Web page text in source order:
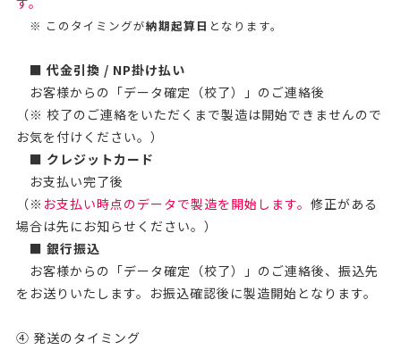
※ このタイミングが納期起算日 となります。
■ 代金引換 / NP掛け払い
お客様からの「データ確定（校了）」のご連絡後
（※ 校了のご連絡をいただくまで製造は開始できませんので
お気を付けください。）
■ クレジットカード
お支払い完了後
（※ お支払い時点のデータで製造を開始します。 修正がある
場合は先にお知らせください。）
■ 銀行振込
お客様からの「データ確定（校了）」のご連絡後、振込先
をお送りいたします。お振込確認後に製造開始となります。
④ 発送のタイミング